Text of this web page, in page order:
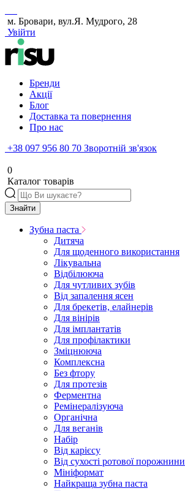
м. Бровари, вул.Я. Мудрого, 28
Увійти
Бренди
Акції
Блог
Доставка та повернення
Про нас
+38 097 956 80 70 Зворотній зв'язок
0
Каталог товарів
Знайти
Зубна паста
Дитяча
Для щоденного використання
Лікувальна
Відбілююча
Для чутливих зубів
Від запалення ясен
Для брекетів, елайнерів
Для вінірів
Для імплантатів
Для профілактики
Зміцнююча
Комплексна
Без фтору
Для протезів
Ферментна
Ремінералізуюча
Органічна
Для веганів
Набір
Від карієсу
Від сухості ротової порожнини
Мініформат
Найкраща зубна паста